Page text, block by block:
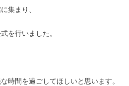
集まり、
を行いました。
時間を過ごしてほしいと思います。